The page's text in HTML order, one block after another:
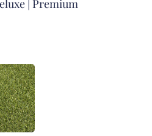
| Premium